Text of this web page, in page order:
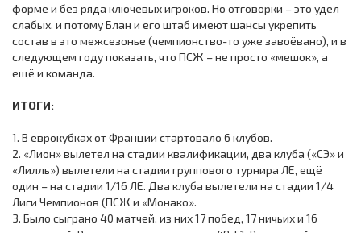
форме и без ряда ключевых игроков. Но отговорки – это удел
слабых, и потому Блан и его штаб имеют шансы укрепить
состав в это межсезонье (чемпионство-то уже завоёвано), и в
следующем году показать, что ПСЖ – не просто «мешок», а
ещё и команда.
ИТОГИ:
1. В еврокубках от Франции стартовало 6 клубов.
2. «Лион» вылетел на стадии квалификации, два клуба («СЭ» и
«Лилль») вылетели на стадии группового турнира ЛЕ, ещё
один – на стадии 1/16 ЛЕ. Два клуба вылетели на стадии 1/4
Лиги Чемпионов (ПСЖ и «Монако».
3. Было сыграно 40 матчей, из них 17 побед, 17 ничьих и 16